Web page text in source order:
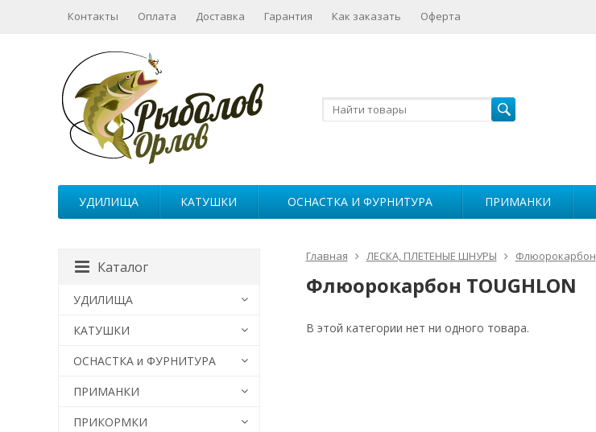
Контакты Оплата Доставка Гарантия Как заказать Оферта
УДИЛИЩА КАТУШКИ ОСНАСТКА И ФУРНИТУРА ПРИМАНКИ
Главная ЛЕСКА, ПЛЕТЕНЫЕ ШНУРЫ Флюорокарбон
Флюорокарбон TOUGHLON
В этой категории нет ни одного товара.
Каталог
УДИЛИЩА
КАТУШКИ
ОСНАСТКА и ФУРНИТУРА
ПРИМАНКИ
ПРИКОРМКИ